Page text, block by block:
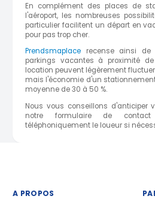
En complément des places de
l'aéroport, les nombreuses
particulier facilitent un départ en
pour pas trop cher.
Prendsmaplace recense ainsi de
parkings vacantes à proximité
location peuvent légèrement
mais l'économie d'un
moyenne de 30 à 50 %.
Nous vous conseillons d'anticiper
notre formulaire de
téléphoniquement le loueur si
A PROPOS